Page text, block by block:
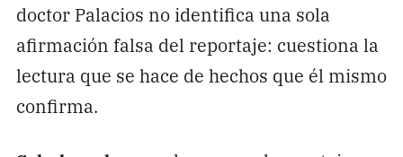
doctor Palacios no identifica una sola
afirmación falsa del reportaje: cuestiona la
lectura que se hace de hechos que él mismo
confirma.